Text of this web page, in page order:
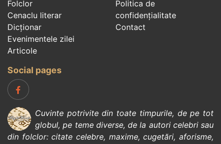
Folclor
Cenaclu literar
Dicționar
Evenimentele zilei
Articole
Politica de
confidenţialitate
Contact
Social pages
Cuvinte potrivite din toate timpurile, de pe tot
globul, pe teme diverse, de la autori celebrisau
din folclor:citate celebre, maxime,cugetări,aforisme,